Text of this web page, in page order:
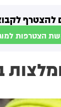
להצטרף
הצטרפות